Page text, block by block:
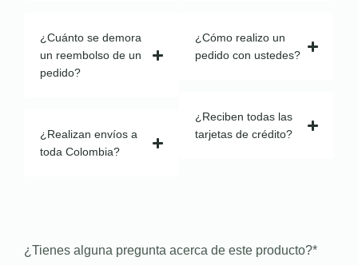
¿Cuánto se demora
un reembolso de un
pedido?
¿Realizan envíos a
toda Colombia?
¿Cómo realizo un
pedido con ustedes?
¿Reciben todas las
tarjetas de crédito?
¿Tienes alguna pregunta acerca de este producto?*